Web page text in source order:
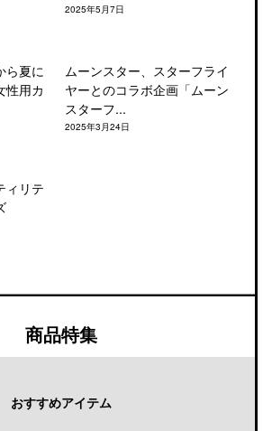
2025年5月7日
ら夏に
性用カ
ムーンスター、スターフライ
ヤーとのコラボ企画「ムーン
スターフ...
2025年3月24日
ィリテ
商品特集
おすすめアイテム